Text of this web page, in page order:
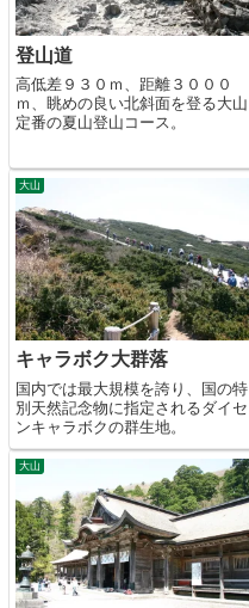
登山道
高低差９３０ｍ、距離３０００
ｍ、眺めの良い北斜面を登る大山
定番の夏山登山コース。
大山
キャラボク大群落
国内では最大規模を誇り、国の特
別天然記念物に指定されるダイセ
ンキャラボクの群生地。
大山